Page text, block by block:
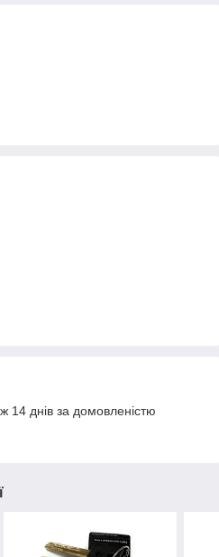
14 днів за домовленістю